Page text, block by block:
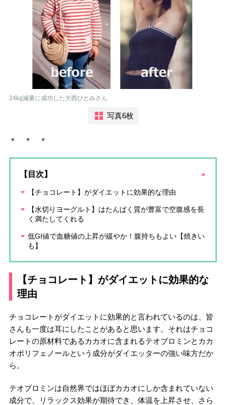
24kg減量に成功した大西ひとみさん
写真6枚
＊ ＊ ＊
【目次】
【チョコレート】がダイエットに効果的な理由
【水切りヨーグルト】はたんぱく質が豊富で空腹感を長
く満たしてくれる
低GI値で血糖値の上昇が緩やか！腹持ちもよい【焼きい
も】
【チョコレート】がダイエットに効果的な
理由
チョコレートがダイエットに効果的と言われているのは、皆
さんも一度は耳にしたことがあると思います。それはチョコ
レートの原材料であるカカオに含まれるテオブロミンとカカ
オポリフェノールという成分がダイエッターの強い味方だか
ら。
テオブロミンは自然界ではほぼカカオにしか含まれていない
成分で、リラックス効果が期待でき、体温を上昇させ、さら